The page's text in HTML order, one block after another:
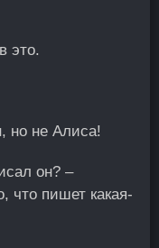
это.
но не Алиса!
он? –
что пишет какая-